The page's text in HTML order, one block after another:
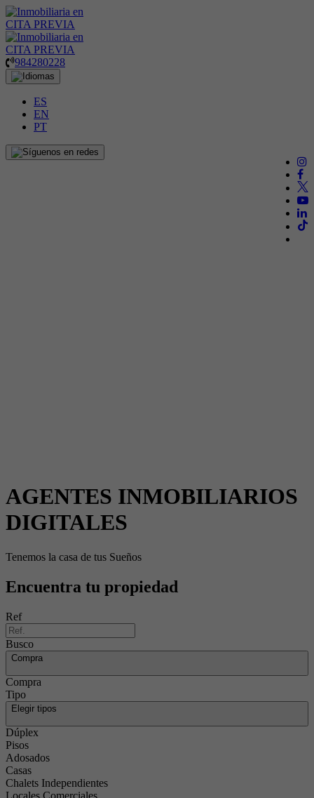
984280228
ES
EN
PT
AGENTES INMOBILIARIOS
DIGITALES
Tenemos la casa de tus Sueños
Encuentra tu propiedad
Ref
Busco
Compra
Compra
Tipo
Elegir tipos
Dúplex
Pisos
Adosados
Casas
Chalets Independientes
Locales Comerciales